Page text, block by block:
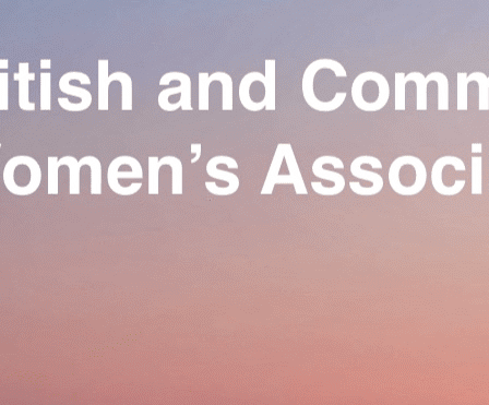
Exporter uniquement les colonnes affichées
Ajoutez un logo, un bouton, des réseaux sociaux
Our Association
Activities
Join us